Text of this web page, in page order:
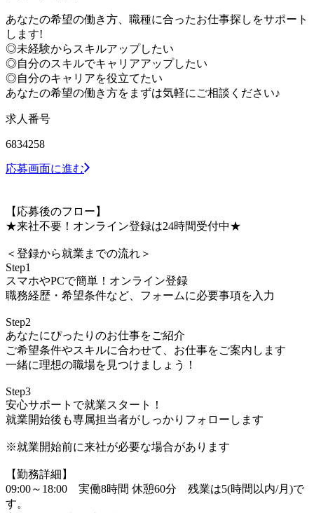
あなたの希望の働き方、職種に合ったお仕事探しをサポート
します!
◎未経験からスキルアップしたい
◎自分のスキルでキャリアアップしたい
◎自分のキャリアを役立てたい
あなたの希望の働き方をまずは気軽にご相談ください♪
求人番号
6834258
応募画面に進む
【応募後のフロー】
★来社不要！オンライン登録は24時間受付中★
＜登録から就業までの流れ＞
Step1
スマホやPCで簡単！オンライン登録
職務経歴・希望条件など、フォームに必要事項を入力
Step2
あなたにぴったりのお仕事をご紹介
ご希望条件やスキルに合わせて、お仕事をご案内します
一緒に理想の職場を見つけましょう！
Step3
安心サポートで就業スタート！
就業開始後も専属担当者がしっかりフォローします
※就業開始前に来社が必要な場合があります
【勤務詳細】
09:00～18:00 実働8時間 休憩60分 残業は5(時間以内/月)で
す。